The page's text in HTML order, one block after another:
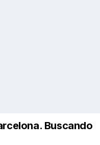
Buscando